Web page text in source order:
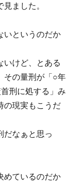
ました。
いというのだか
いけど、とある
その量刑が「○年
刑に処する」み
の現実もこうだ
だなぁと思っ
めているのだか